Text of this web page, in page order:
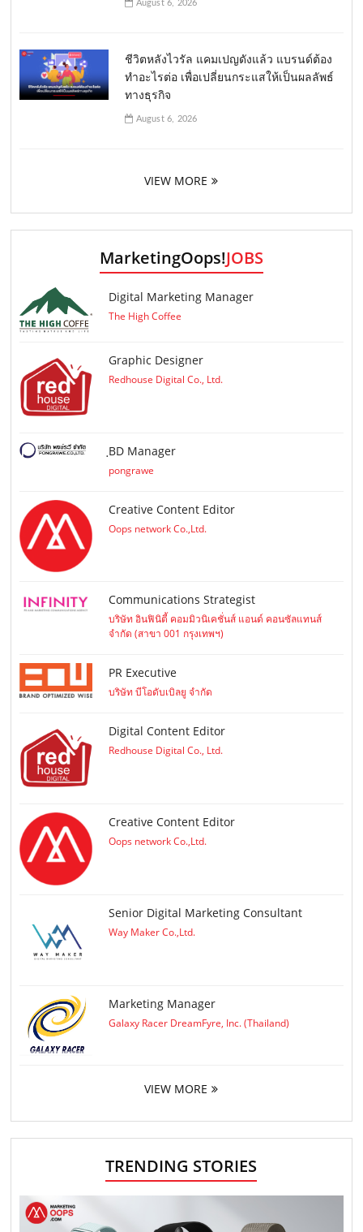
August 6, 2026
ชีวิตหลังไวรัล แคมเปญดังแล้ว แบรนด์ต้อง
ทำอะไรต่อ เพื่อเปลี่ยนกระแสให้เป็นผลลัพธ์
ทางธุรกิจ
August 6, 2026
VIEW MORE
MarketingOops!JOBS
Digital Marketing Manager
The High Coffee
Graphic Designer
Redhouse Digital Co., Ltd.
ฺBD Manager
pongrawe
Creative Content Editor
Oops network Co.,Ltd.
Communications Strategist
บริษัท อินฟินิตี้ คอมมิวนิเคชั่นส์ แอนด์ คอนซัลแทนส์
จำกัด (สาขา 001 กรุงเทพฯ)
PR Executive
บริษัท บีโอดับเบิลยู จำกัด
Digital Content Editor
Redhouse Digital Co., Ltd.
Creative Content Editor
Oops network Co.,Ltd.
Senior Digital Marketing Consultant
Way Maker Co.,Ltd.
Marketing Manager
Galaxy Racer DreamFyre, Inc. (Thailand)
VIEW MORE
TRENDING STORIES